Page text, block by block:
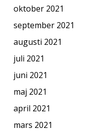
oktober 2021
september 2021
augusti 2021
juli 2021
juni 2021
maj 2021
april 2021
mars 2021